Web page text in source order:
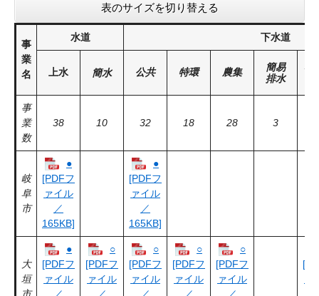
表のサイズを切り替える
事
業
名
水道 下水道
上水 簡水 公共 特環 農集
簡易
排水
小
事
業
数
38 10 32 18 28 3
岐
阜
市
●
[PDFフ
ァイル
／
165KB]
●
[PDFフ
ァイル
／
165KB]
大
垣
市
●
[PDFフ
ァイル
○
[PDFフ
ァイル
○
[PDFフ
ァイル
○
[PDFフ
ァイル
○
[PDFフ
ァイル